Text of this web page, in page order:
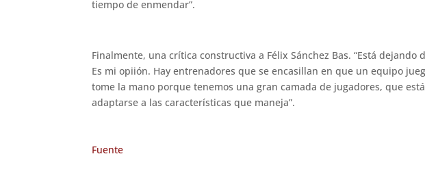
tiempo de enmendar”.
Finalmente, una crítica constructiva a Félix Sánchez Bas. “Está
Es mi opiión. Hay entrenadores que se encasillan en que un equipo
tome la mano porque tenemos una gran camada de jugadores, que
adaptarse a las características que maneja”.
Fuente